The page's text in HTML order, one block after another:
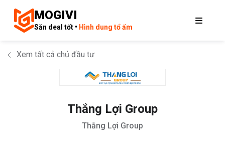
MOGIVI
Săn deal tốt • Hình dung tổ ấm
Xem tất cả chủ đầu tư
Thắng Lợi Group
Thắng Lợi Group